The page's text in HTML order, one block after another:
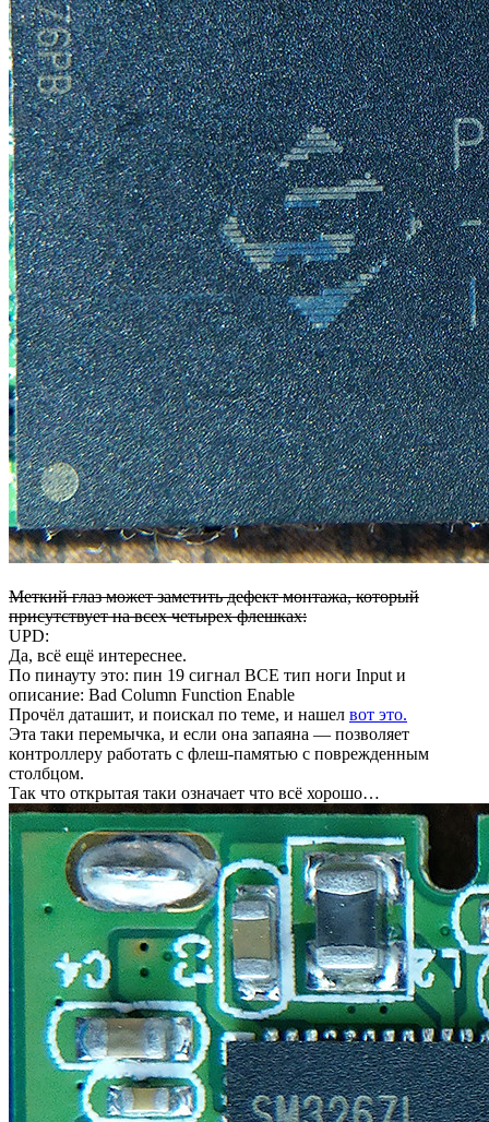
Меткий глаз может заметить дефект монтажа, который
присутствует на всех четырех флешках:
UPD:
Да, всё ещё интереснее.
По пинауту это: пин 19 сигнал BCE тип ноги Input и
описание: Bad Column Function Enable
Прочёл даташит, и поискал по теме, и нашел вот это.
Эта таки перемычка, и если она запаяна — позволяет
контроллеру работать с флеш-памятью с поврежденным
столбцом.
Так что открытая таки означает что всё хорошо…